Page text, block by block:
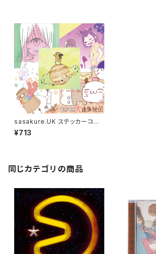
sasakure.UK ステッカーコレ
クション Vol.1
¥713
同じカテゴリの商品